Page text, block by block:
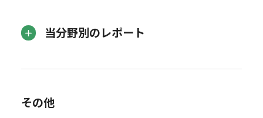
当分野別のレポート
その他